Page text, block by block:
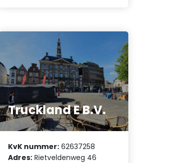
Truckland E B.V.
KvK nummer: 62637258
Adres: Rietveldenweg 46